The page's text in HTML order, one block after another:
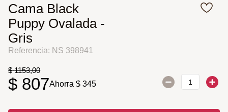
Cama Black
Puppy Ovalada -
Gris
Referencia: NS 398941
$ 1153,00
$ 807Ahorra$ 345